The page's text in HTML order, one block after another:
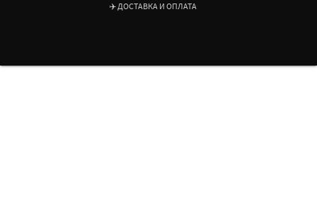
✈️ ДОСТАВКА И ОПЛАТА